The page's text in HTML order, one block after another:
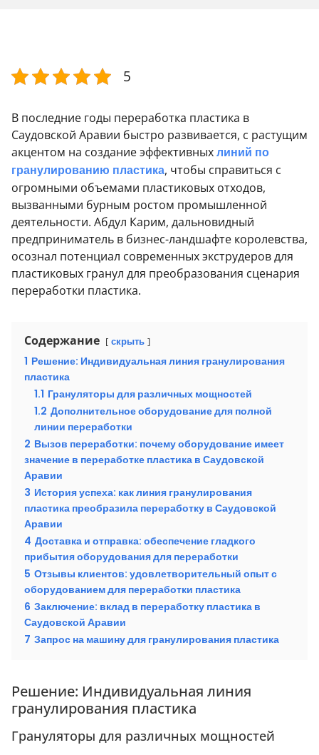
5
В последние годы переработка пластика в
Саудовской Аравии быстро развивается, с растущим
акцентом на создание эффективныхлиний по
гранулированию пластика, чтобы справиться с
огромными объемами пластиковых отходов,
вызванными бурным ростом промышленной
деятельности. Абдул Карим, дальновидный
предприниматель в бизнес-ландшафте королевства,
осознал потенциал современных экструдеров для
пластиковых гранул для преобразования сценария
переработки пластика.
Содержание скрыть
1 Решение: Индивидуальная линия гранулирования
пластика
1.1 Грануляторы для различных мощностей
1.2 Дополнительное оборудование для полной
линии переработки
2 Вызов переработки: почему оборудование имеет
значение в переработке пластика в Саудовской
Аравии
3 История успеха: как линия гранулирования
пластика преобразила переработку в Саудовской
Аравии
4 Доставка и отправка: обеспечение гладкого
прибытия оборудования для переработки
5 Отзывы клиентов: удовлетворительный опыт с
оборудованием для переработки пластика
6 Заключение: вклад в переработку пластика в
Саудовской Аравии
7 Запрос на машину для гранулирования пластика
Решение: Индивидуальная линия
гранулирования пластика
Грануляторы для различных мощностей